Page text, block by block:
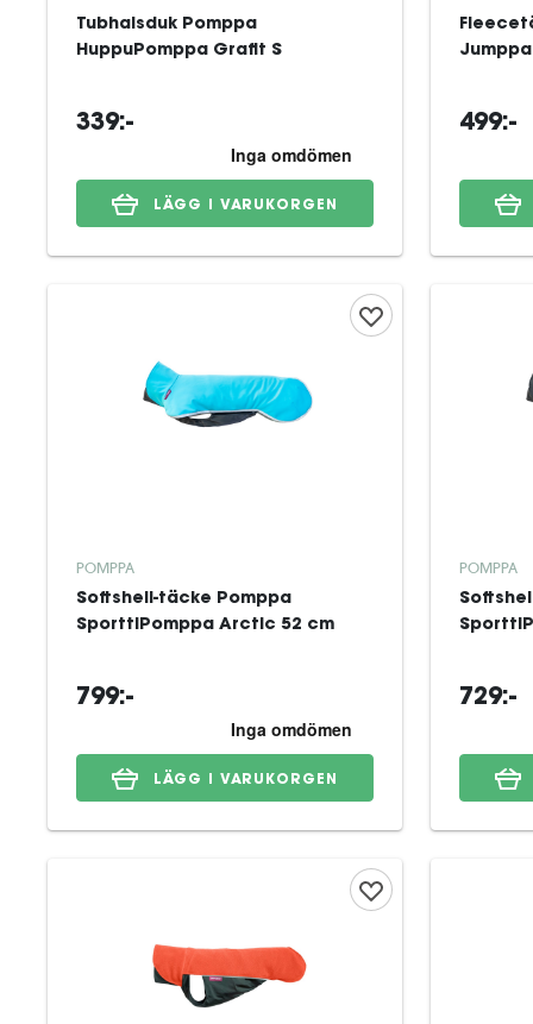
Tubhalsduk Pomppa
HuppuPomppa Grafit S
339:-
LÄGG I VARUKORGEN
499:-
POMPPA
Softshell-täcke Pomppa
SporttiPomppa Arctic 52 cm
799:-
LÄGG I VARUKORGEN
POMPPA
729:-